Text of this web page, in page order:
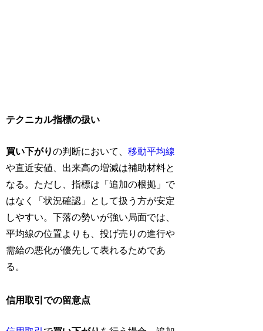
テクニカル指標の扱い
買い下がりの判断において、移動平均線
や直近安値、出来高の増減は補助材料と
なる。ただし、指標は「追加の根拠」で
はなく「状況確認」として扱う方が安定
しやすい。下落の勢いが強い局面では、
平均線の位置よりも、投げ売りの進行や
需給の悪化が優先して表れるためであ
る。
信用取引での留意点